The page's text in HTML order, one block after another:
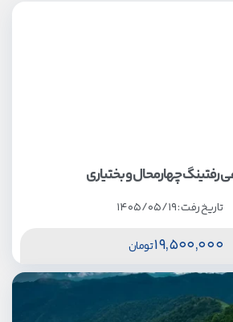
رفتینگ چهارمحال و بختیاری
تاریخ رفت :1405/05/19
19,500,000تومان